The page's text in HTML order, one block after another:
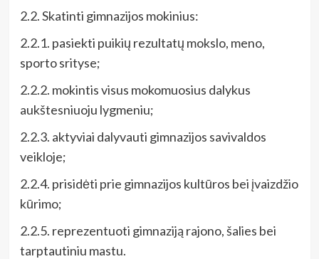
2.2. Skatinti gimnazijos mokinius:
2.2.1. pasiekti puikių rezultatų mokslo, meno,
sporto srityse;
2.2.2. mokintis visus mokomuosius dalykus
aukštesniuoju lygmeniu;
2.2.3. aktyviai dalyvauti gimnazijos savivaldos
veikloje;
2.2.4. prisidėti prie gimnazijos kultūros bei įvaizdžio
kūrimo;
2.2.5. reprezentuoti gimnaziją rajono, šalies bei
tarptautiniu mastu.